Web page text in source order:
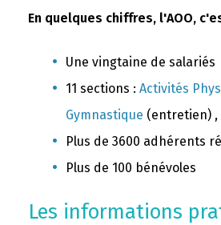
En quelques chiffres, l'AOO,
Une vingtaine de salariés
11 sections : Activités
Gymnastique (entretien) ,
Plus de 3600 adhérents
Plus de 100 bénévoles
Les informations